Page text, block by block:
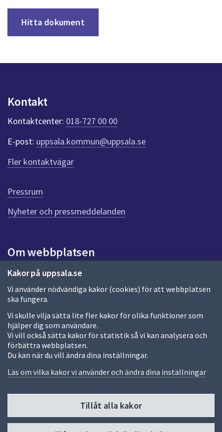
Kakor på uppsala.se
Vi använder nödvändiga kakor (cookies) för att webbplatsen
ska fungera.
Vi skulle vilja sätta lite fler kakor för olika funktioner som
hjälper dig som användare.
Vi vill också sätta kakor för statistik så vi kan analysera och
förbättra webbplatsen.
Du kan när du vill ändra dina inställningar.
Läs om vilka kakor vi använder och ändra dina inställningar
Tillåt alla kakor
Hitta dokument
Kontakt
Kontaktcenter: 018-727 00 00
E-post: uppsala.kommun@uppsala.se
Fler kontaktvägar
Pressrum
Nyheter och pressmeddelanden
Om webbplatsen
Om webbplatsen
Allmänna handlingar och diarium
Behandling av personuppgifter
Kakor
Språk (other languages)
Tillgänglighetsredogörelse
Fler sätt att följa oss